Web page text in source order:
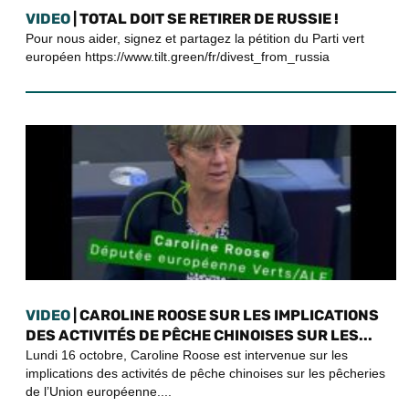
VIDEO | TOTAL DOIT SE RETIRER DE RUSSIE !
Pour nous aider, signez et partagez la pétition du Parti vert
européen https://www.tilt.green/fr/divest_from_russia
VIDEO | CAROLINE ROOSE SUR LES IMPLICATIONS
DES ACTIVITÉS DE PÊCHE CHINOISES SUR LES...
Lundi 16 octobre, Caroline Roose est intervenue sur les
implications des activités de pêche chinoises sur les pêcheries
de l’Union européenne....